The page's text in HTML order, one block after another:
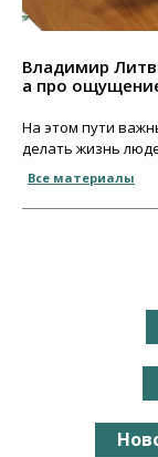
Владимир
а про
На этом пути
делать жизнь
Все материалы